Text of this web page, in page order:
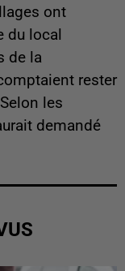
ont
du local
de la
rester
les
demandé